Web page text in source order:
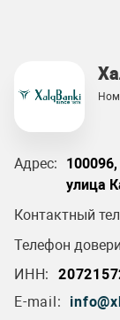
Адрес:
улица
Контактный
Телефон
ИНН:
E-mail: